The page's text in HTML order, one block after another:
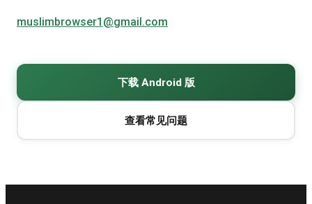
muslimbrowser1@gmail.com
下载 Android 版
查看常见问题